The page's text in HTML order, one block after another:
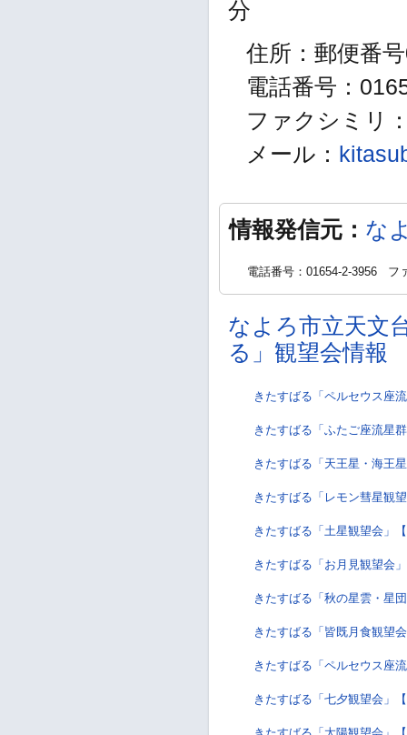
分
住所：郵便番
電話番号：
ファクシミリ
メール：
情報発信元： な
電話番号：01654-2-3956 フ
なよろ市立天文
る」観望会情報
きたすばる「ペルセウス座
きたすばる「ふたご座流星
きたすばる「天王星・海王
きたすばる「レモン彗星観
きたすばる「土星観望会」
きたすばる「お月見観望会
きたすばる「秋の星雲・星
きたすばる「皆既月食観望
きたすばる「ペルセウス座
きたすばる「七夕観望会